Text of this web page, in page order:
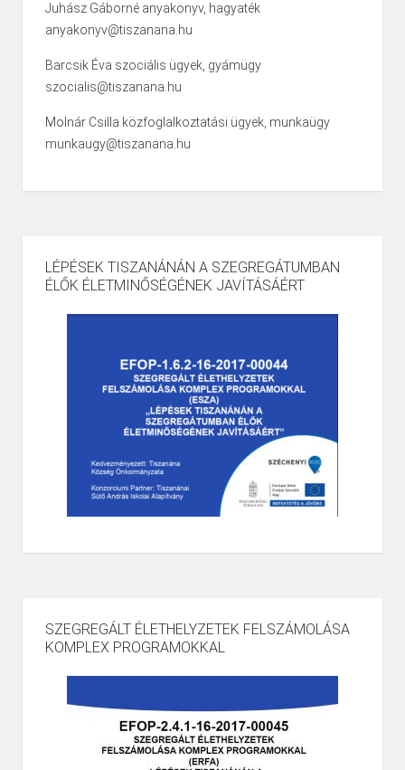
Juhász Gáborné anyakönyv, hagyaték
anyakonyv@tiszanana.hu
Barcsik Éva szociális ügyek, gyámügy
szocialis@tiszanana.hu
Molnár Csilla közfoglalkoztatási ügyek, munkaügy
munkaugy@tiszanana.hu
LÉPÉSEK TISZANÁNÁN A SZEGREGÁTUMBAN
ÉLŐK ÉLETMINŐSÉGÉNEK JAVÍTÁSÁÉRT
SZEGREGÁLT ÉLETHELYZETEK FELSZÁMOLÁSA
KOMPLEX PROGRAMOKKAL